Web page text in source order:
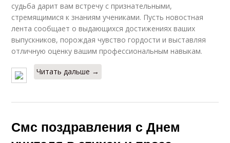
судьба дарит вам встречу с признательными,
стремящимися к знаниям учениками. Пусть новостная
лента сообщает о выдающихся достижениях ваших
выпускников, порождая чувство гордости и выставляя
отличную оценку вашим профессиональным навыкам.
Читать дальше →
Смс поздравления с Днем